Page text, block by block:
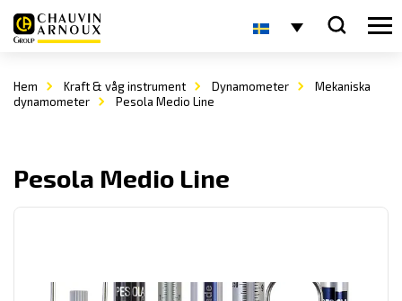
Hem Kraft & våg instrument Dynamometer
Mekaniska
dynamometer
Pesola Medio Line
Pesola Medio Line